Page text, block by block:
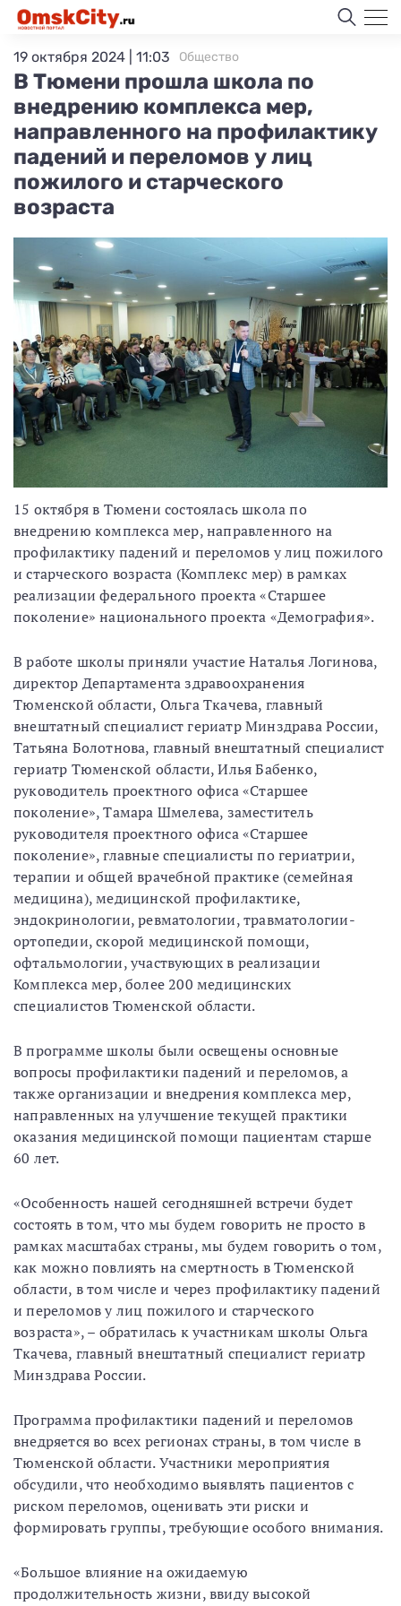
В Тюмени прошла школа по
внедрению комплекса мер,
направленного на профилактику
падений и переломов у лиц
пожилого и старческого
возраста
19 октября 2024 | 11:03 Общество
15 октября в Тюмени состоялась школа по
внедрению комплекса мер, направленного на
профилактику падений и переломов у лиц пожилого
и старческого возраста (Комплекс мер) в рамках
реализации федерального проекта «Старшее
поколение» национального проекта «Демография».
В работе школы приняли участие Наталья Логинова,
директор Департамента здравоохранения
Тюменской области, Ольга Ткачева, главный
внештатный специалист гериатр Минздрава России,
Татьяна Болотнова, главный внештатный специалист
гериатр Тюменской области, Илья Бабенко,
руководитель проектного офиса «Старшее
поколение», Тамара Шмелева, заместитель
руководителя проектного офиса «Старшее
поколение», главные специалисты по гериатрии,
терапии и общей врачебной практике (семейная
медицина), медицинской профилактике,
эндокринологии, ревматологии, травматологии-
ортопедии, скорой медицинской помощи,
офтальмологии, участвующих в реализации
Комплекса мер, более 200 медицинских
специалистов Тюменской области.
В программе школы были освещены основные
вопросы профилактики падений и переломов, а
также организации и внедрения комплекса мер,
направленных на улучшение текущей практики
оказания медицинской помощи пациентам старше
60 лет.
«Особенность нашей сегодняшней встречи будет
состоять в том, что мы будем говорить не просто в
рамках масштабах страны, мы будем говорить о том,
как можно повлиять на смертность в Тюменской
области, в том числе и через профилактику падений
и переломов у лиц пожилого и старческого
возраста», – обратилась к участникам школы Ольга
Ткачева, главный внештатный специалист гериатр
Минздрава России.
Программа профилактики падений и переломов
внедряется во всех регионах страны, в том числе в
Тюменской области. Участники мероприятия
обсудили, что необходимо выявлять пациентов с
риском переломов, оценивать эти риски и
формировать группы, требующие особого внимания.
«Большое влияние на ожидаемую
продолжительность жизни, ввиду высокой